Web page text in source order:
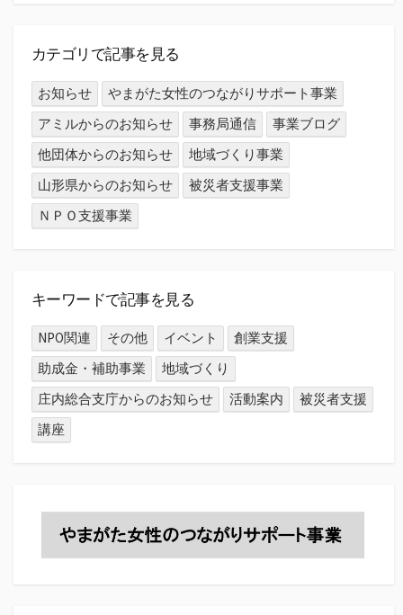
カテゴリで記事を見る
お知らせ
やまがた女性のつながりサポート事業
アミルからのお知らせ
事務局通信
事業ブログ
他団体からのお知らせ
地域づくり事業
山形県からのお知らせ
被災者支援事業
ＮＰＯ支援事業
キーワードで記事を見る
NPO関連 その他 イベント
創業支援
助成金・補助事業
地域づくり
庄内総合支庁からのお知らせ
活動案内
被災者支援
講座